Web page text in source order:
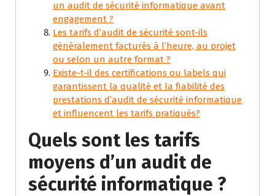
un audit de sécurité informatique avant
engagement ?
Les tarifs d’audit de sécurité sont-ils
généralement facturés à l’heure, au projet
ou selon un autre format ?
Existe-t-il des certifications ou labels qui
garantissent la qualité et la fiabilité des
prestations d’audit de sécurité informatique
et influencent les tarifs pratiqués?
Quels sont les tarifs
moyens d’un audit de
sécurité informatique ?